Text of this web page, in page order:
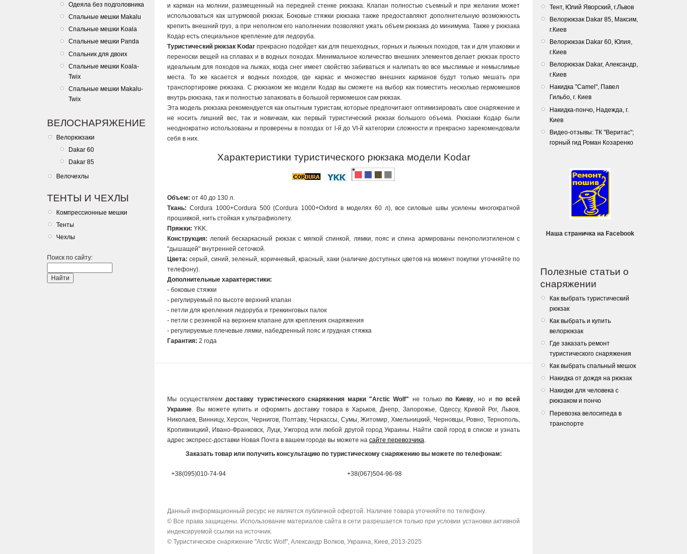
Одеяла без подголовника
Спальные мешки Makalu
Спальные мешки Koala
Спальные мешки Panda
Спальник для двоих
Спальные мешки Koala-
Twix
Спальные мешки Makalu-
Twix
ВЕЛОСНАРЯЖЕНИЕ
Велорюкзаки
Dakar 60
Dakar 85
Велочехлы
ТЕНТЫ И ЧЕХЛЫ
Компрессионные мешки
Тенты
Чехлы
Поиск по сайту:
и карман на молнии, размещенный на передней стенке рюкзака. Клапан полностью съемный и при желании может
использоваться как штурмовой рюкзак. Боковые стяжки рюкзака также предоставляют дополнительную возможность
крепить внешний груз, а при неполном его наполнении позволяют ужать объем рюкзака до минимума. Также у рюкзака
Кодар есть специальное крепление для ледоруба.
Туристический рюкзак Kodar прекрасно подойдет как для пешеходных, горных и лыжных походов, так и для упаковки и
переноски вещей на сплавах и в водных походах. Минимальное количество внешних элементов делает рюкзак просто
идеальным для походов на лыжах, когда снег имеет свойство забиваться и налипать во все мыслимые и немыслимые
места. То же касается и водных походов, где каркас и множество внешних карманов будут только мешать при
транспортировке рюкзака. С рюкзаком же модели Кодар вы сможете на выбор как поместить несколько гермомешков
внутрь рюкзака, так и полностью запаковать в большой гермомешок сам рюкзак.
Эта модель рюкзака рекомендуется как опытным туристам, которые предпочитают оптимизировать свое снаряжение и
не носить лишний вес, так и новичкам, как первый туристический рюкзак большого объема. Рюкзаки Кодар были
неоднократно использованы и проверены в походах от I-й до VI-й категории сложности и прекрасно зарекомендовали
себя в них.
Характеристики туристического рюкзака модели Kodar
Объем: от 40 до 130 л.
Ткань: Cordura 1000+Cordura 500 (Cordura 1000+Oxford в моделях 60 л), все силовые швы усилены многократной
прошивкой, нить стойкая к ультрафиолету.
Пряжки: YKK.
Конструкция: легкий бескаркасный рюкзак с мягкой спинкой, лямки, пояс и спина армированы пенополиэтиленом с
"дышащей" внутренней сеточкой.
Цвета: серый, синий, зеленый, коричневый, красный, хаки (наличие доступных цветов на момент покупки уточняйте по
телефону).
Дополнительные характеристики:
- боковые стяжки
- регулируемый по высоте верхний клапан
- петли для крепления ледоруба и треккинговых палок
- петли с резинкой на верхнем клапане для крепления снаряжения
- регулируемые плечевые лямки, набедренный пояс и грудная стяжка
Гарантия: 2 года
Мы осуществляемдоставку туристического снаряжения марки "Arctic Wolf" не толькопо Киеву , но и по всей
Украине . Вы можете купить и оформить доставку товара в Харьков, Днепр, Запорожье, Одессу, Кривой Рог, Львов,
Николаев, Винницу, Херсон, Чернигов, Полтаву, Черкассы, Сумы, Житомир, Хмельницкий, Черновцы, Ровно, Тернополь,
Кропивницкий, Ивано-Франковск, Луцк, Ужгород или любой другой город Украины. Найти свой город в списке и узнать
адрес экспресс-доставки Новая Почта в вашем городе вы можете на сайте перевозчика
Заказать товар или получить консультацию по туристическому снаряжению вы можете по телефонам:
+38(095)010-74-94 +38(067)504-96-98
Данный информационный ресурс не является публичной офертой. Наличие товара уточняйте по телефону.
© Все права защищены. Использование материалов сайта в сети разрешается только при условии установки активной
индексируемой ссылки на источник.
© Туристическое снаряжение "Arctic Wolf", Александр Волков, Украина, Киев, 2013-2025
Тент, Юлий Яворский, г.Львов
Bелорюкзак Dakar 85, Максим,
г.Киев
Велорюкзак Dakar 60, Юлия,
г.Киев
Велорюкзак Dakar, Александр,
г.Киев
Накидка "Camel", Павел
Гильбо, г. Киев
Накидка-пончо, Надежда, г.
Киев
Видео-отзывы: ТК "Веритас";
горный гид Роман Козаренко
Наша страничка на Facebook
Полезные статьи о
снаряжении
Как выбрать туристический
рюкзак
Как выбрать и купить
велорюкзак
Где заказать ремонт
туристического снаряжения
Как выбрать спальный мешок
Накидка от дождя на рюкзак
Накидки для человека с
рюкзаком и пончо
Перевозка велосипеда в
транспорте